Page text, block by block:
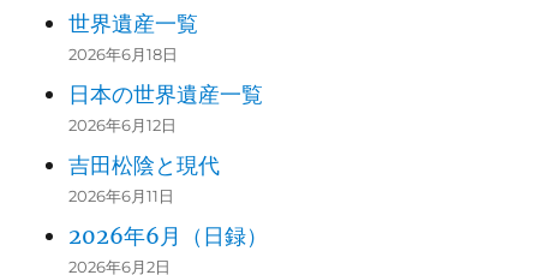
世界遺産一覧
2026年6月18日
日本の世界遺産一覧
2026年6月12日
吉田松陰と現代
2026年6月11日
2026年6月（日録）
2026年6月2日